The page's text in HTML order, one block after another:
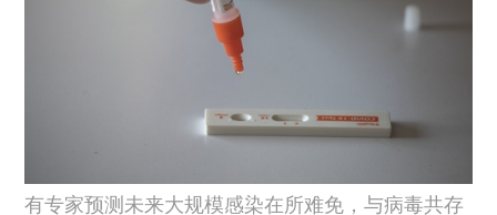
有专家预测未来大规模感染在所难免，与病毒共存